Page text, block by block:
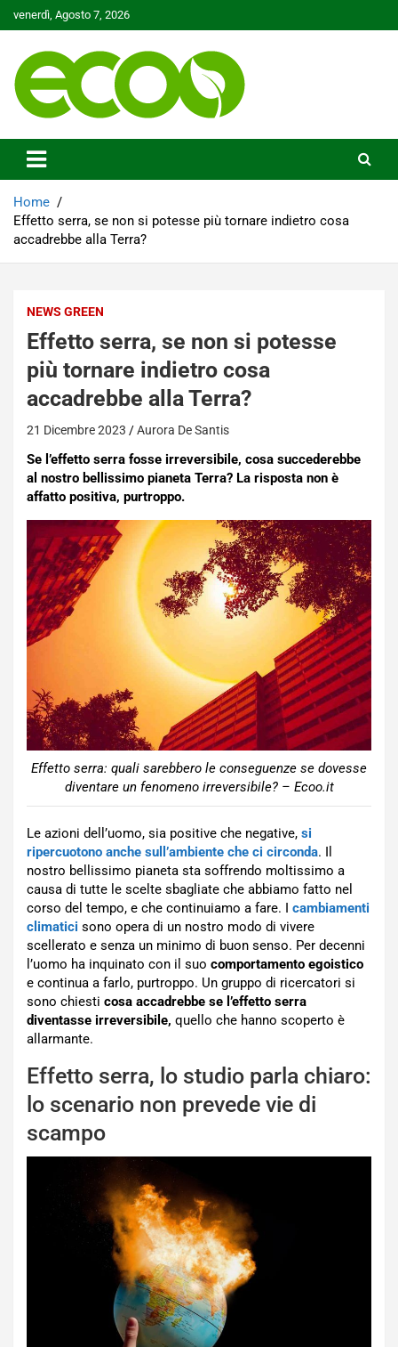
to
venerdì, Agosto 7, 2026
Ecoo.it
Home
Effetto serra, se non si potesse più tornare indietro cosa
accadrebbe alla Terra?
NEWS GREEN
Effetto serra, se non si potesse
più tornare indietro cosa
accadrebbe alla Terra?
21 Dicembre 2023 Aurora De Santis
Se l’effetto serra fosse irreversibile, cosa succederebbe
al nostro bellissimo pianeta Terra? La risposta non è
affatto positiva, purtroppo.
Effetto serra: quali sarebbero le conseguenze se dovesse
diventare un fenomeno irreversibile? – Ecoo.it
Le azioni dell’uomo, sia positive che negative, si
ripercuotono anche sull’ambiente che ci circonda. Il
nostro bellissimo pianeta sta soffrendo moltissimo a
causa di tutte le scelte sbagliate che abbiamo fatto nel
corso del tempo, e che continuiamo a fare. I cambiamenti
climatici sono opera di un nostro modo di vivere
scellerato e senza un minimo di buon senso. Per decenni
l’uomo ha inquinato con il suo comportamento egoistico
e continua a farlo, purtroppo. Un gruppo di ricercatori si
sono chiesti cosa accadrebbe se l’effetto serra
diventasse irreversibile, quello che hanno scoperto è
allarmante.
Effetto serra, lo studio parla chiaro:
lo scenario non prevede vie di
scampo